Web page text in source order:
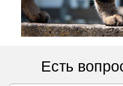
Есть